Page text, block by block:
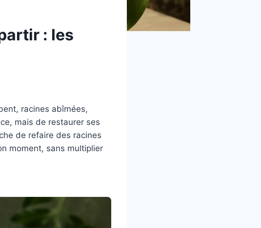
: les
racines abîmées,
mais de restaurer ses
de refaire des racines
moment, sans multiplier